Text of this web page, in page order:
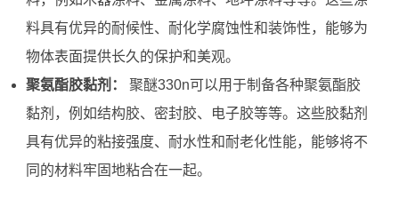
料具有优异的耐候性、耐化学腐蚀性和装饰性，能够为
物体表面提供长久的保护和美观。
聚氨酯胶黏剂：
聚醚330n可以用于制备各种聚氨酯胶
黏剂，例如结构胶、密封胶、电子胶等等。这些胶黏剂
具有优异的粘接强度、耐水性和耐老化性能，能够将不
同的材料牢固地粘合在一起。